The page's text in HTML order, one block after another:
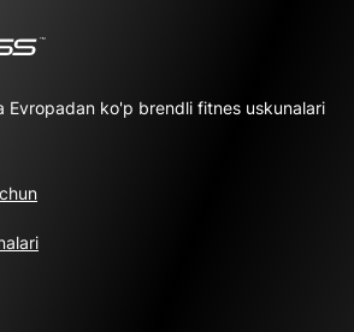
Evropadan ko'p brendli fitnes uskunalari